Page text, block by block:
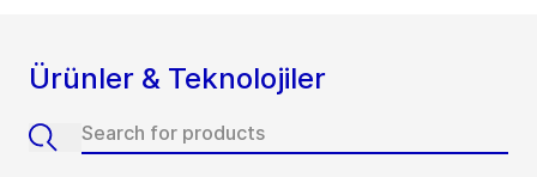
Ürünler & Teknolojiler